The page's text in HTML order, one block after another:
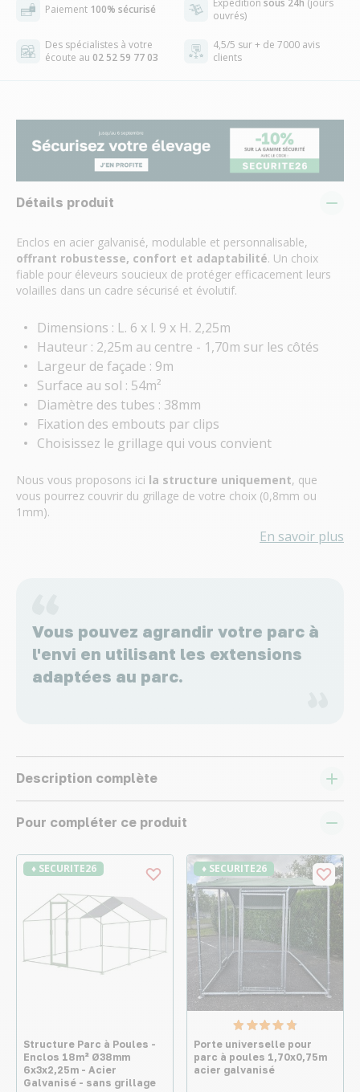
Paiement 100% sécurisé Expédition sous 24h (jours
ouvrés)
Des spécialistes à votre
écoute au 02 52 59 77 03
4,5/5 sur + de 7000 avis
clients
Détails produit
Enclos en acier galvanisé, modulable et personnalisable,
offrant robustesse, confort et adaptabilité. Un choix
fiable pour éleveurs soucieux de protéger efficacement leurs
volailles dans un cadre sécurisé et évolutif.
Dimensions : L. 6 x l. 9 x H. 2,25m
Hauteur : 2,25m au centre - 1,70m sur les côtés
Largeur de façade : 9m
Surface au sol : 54m²
Diamètre des tubes : 38mm
Fixation des embouts par clips
Choisissez le grillage qui vous convient
Nous vous proposons ici la structure uniquement, que
vous pourrez couvrir du grillage de votre choix (0,8mm ou
1mm).
En savoir plus
Vous pouvez agrandir votre parc à
l'envi en utilisant les extensions
adaptées au parc.
Description complète
Pour compléter ce produit
♦ SECURITE26
Structure Parc à Poules -
Enclos 18m² Ø38mm
6x3x2,25m - Acier
Galvanisé - sans grillage
♦ SECURITE26
Porte universelle pour
parc à poules 1,70x0,75m
acier galvanisé